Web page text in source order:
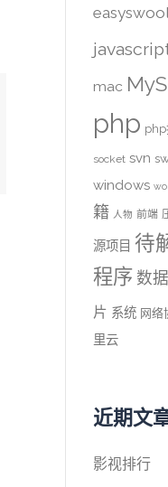
mac
php php
socket svn
windows
籍 人物 前端
源项目 待
程序 数
片 系统 网络
里云
近期文
影视排行